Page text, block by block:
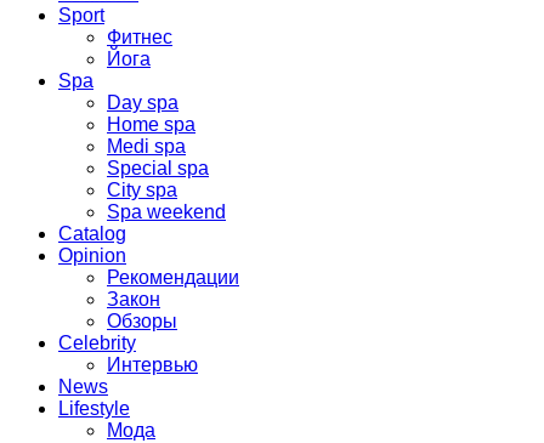
Sport
Фитнес
Йога
Spa
Day spa
Home spa
Medi spa
Special spa
City spa
Spa weekend
Catalog
Opinion
Рекомендации
Закон
Обзоры
Celebrity
Интервью
News
Lifestyle
Мода